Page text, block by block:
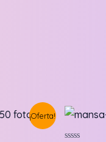
¡Oferta!